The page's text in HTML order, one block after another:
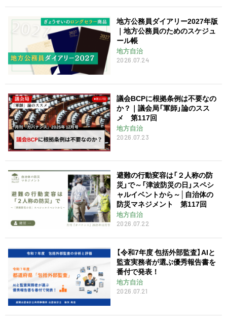
地方公務員ダイアリー2027年版
｜地方公務員のためのスケジュ
ール帳
地方自治
2026.07.24
議会BCPに根拠条例は不要なの
か？｜議会局「軍師」論のスス
メ 第117回
地方自治
2026.07.23
避難の行動変容は「２人称の防
災」で～「津波防災の日」スペシ
ャルイベントから～│自治体の
防災マネジメント 第117回
地方自治
2026.07.22
【令和7年度 包括外部監査】AIと
監査実務者が選ぶ優秀報告書を
番付で発表！
地方自治
2026.07.21